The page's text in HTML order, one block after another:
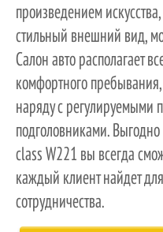
произведением
стильный внешний вид,
Салон авто располагает
комфортного
наряду с регулируемыми
подголовниками. Выгодно
class W221 вы всегда
каждый клиент найдет
сотрудничества.